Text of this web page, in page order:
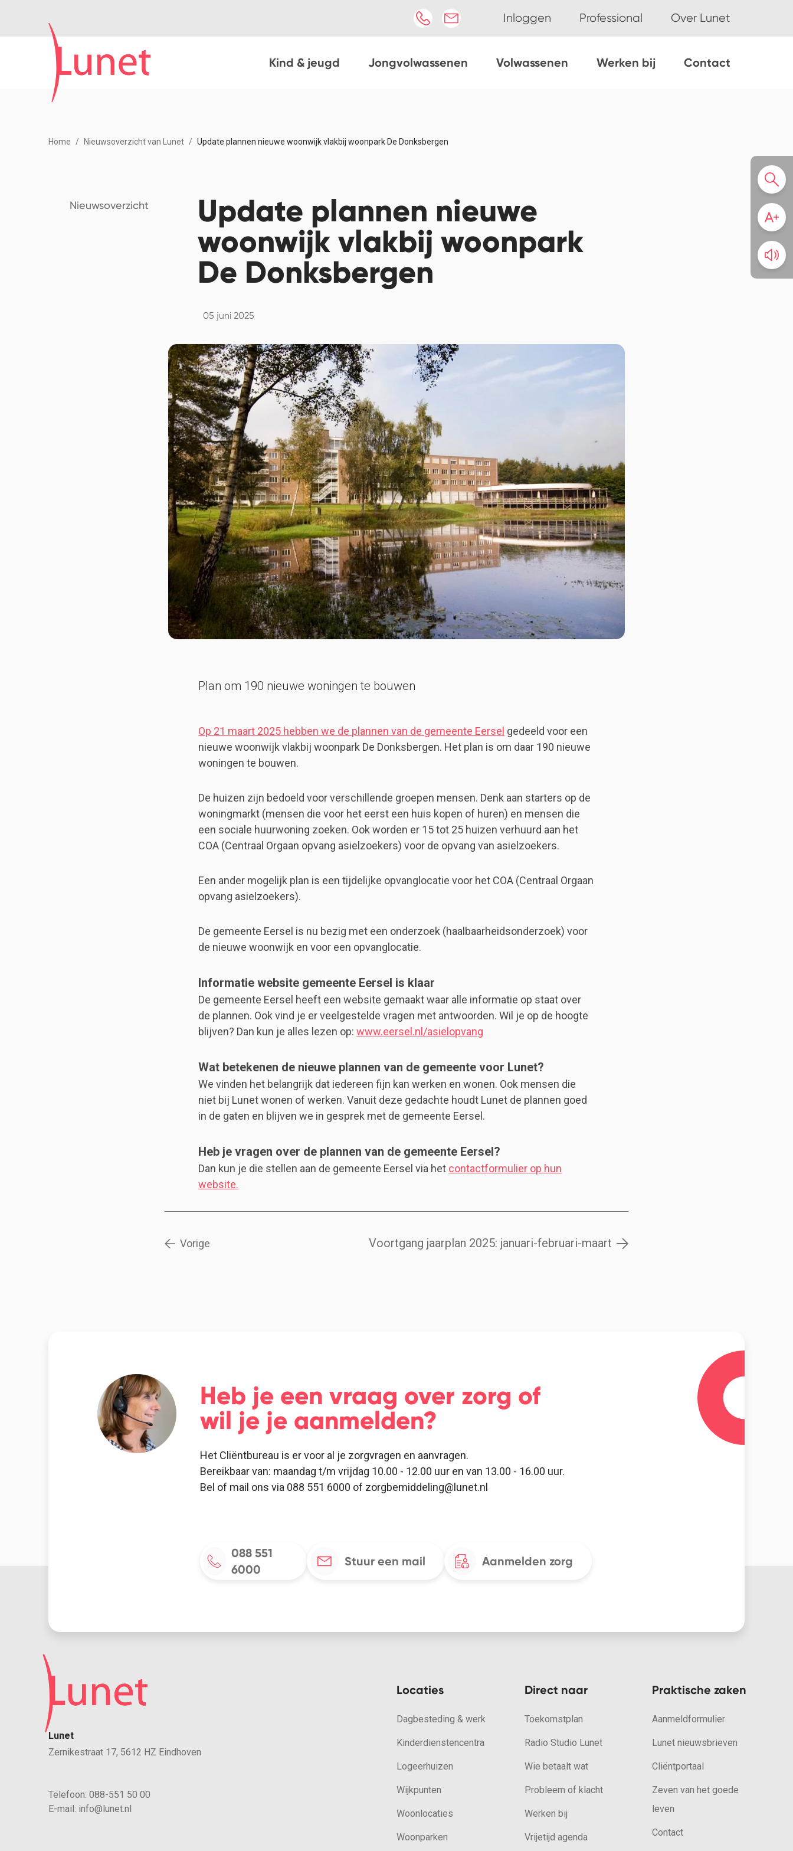
Inloggen Professional Over Lunet
Kind & jeugd Jongvolwassenen Volwassenen Werken bij Contact
Home Nieuwsoverzicht van Lunet Update plannen nieuwe woonwijk vlakbij woonpark De Donksbergen
Nieuwsoverzicht
Update plannen nieuwe
woonwijk vlakbij woonpark
De Donksbergen
05 juni 2025
Plan om 190 nieuwe woningen te bouwen
Op 21 maart 2025 hebben we de plannen van de gemeente Eersel gedeeld voor een
nieuwe woonwijk vlakbij woonpark De Donksbergen. Het plan is om daar 190 nieuwe
woningen te bouwen.
De huizen zijn bedoeld voor verschillende groepen mensen. Denk aan starters op de
woningmarkt (mensen die voor het eerst een huis kopen of huren) en mensen die
een sociale huurwoning zoeken. Ook worden er 15 tot 25 huizen verhuurd aan het
COA (Centraal Orgaan opvang asielzoekers) voor de opvang van asielzoekers.
Een ander mogelijk plan is een tijdelijke opvanglocatie voor het COA (Centraal Orgaan
opvang asielzoekers).
De gemeente Eersel is nu bezig met een onderzoek (haalbaarheidsonderzoek) voor
de nieuwe woonwijk en voor een opvanglocatie.
Informatie website gemeente Eersel is klaar
De gemeente Eersel heeft een website gemaakt waar alle informatie op staat over
de plannen. Ook vind je er veelgestelde vragen met antwoorden. Wil je op de hoogte
blijven? Dan kun je alles lezen op:www.eersel.nl/asielopvang
Wat betekenen de nieuwe plannen van de gemeente voor Lunet?
We vinden het belangrijk dat iedereen fijn kan werken en wonen. Ook mensen die
niet bij Lunet wonen of werken. Vanuit deze gedachte houdt Lunet de plannen goed
in de gaten en blijven we in gesprek met de gemeente Eersel.
Heb je vragen over de plannen van de gemeente Eersel?
Dan kun je die stellen aan de gemeente Eersel via het contactformulier op hun
website.
Vorige Voortgang jaarplan 2025: januari-februari-maart
Heb je een vraag over zorg of
wil je je aanmelden?
Het Cliëntbureau is er voor al je zorgvragen en aanvragen.
Bereikbaar van: maandag t/m vrijdag 10.00 - 12.00 uur en van 13.00 - 16.00 uur.
Bel of mail ons via 088 551 6000 of zorgbemiddeling@lunet.nl
088 551
6000
Stuur een mail Aanmelden zorg
Lunet
Zernikestraat 17, 5612 HZ Eindhoven
Telefoon: 088-551 50 00
E-mail: info@lunet.nl
Locaties
Dagbesteding & werk
Kinderdienstencentra
Logeerhuizen
Wijkpunten
Woonlocaties
Woonparken
Direct naar
Toekomstplan
Radio Studio Lunet
Wie betaalt wat
Probleem of klacht
Werken bij
Vrijetijd agenda
Praktische zaken
Aanmeldformulier
Lunet nieuwsbrieven
Cliëntportaal
Zeven van het goede
leven
Contact